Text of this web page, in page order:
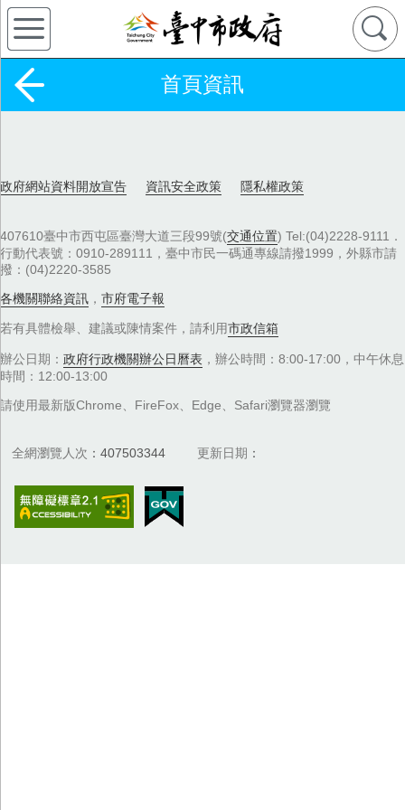
首頁資訊
政府網站資料開放宣告 資訊安全政策 隱私權政策
407610臺中市西屯區臺灣大道三段99號(交通位置) Tel:(04)2228-9111．
行動代表號：0910-289111，臺中市民一碼通專線請撥1999，外縣市請
撥：(04)2220-3585
各機關聯絡資訊 ， 市府電子報
若有具體檢舉、建議或陳情案件，請利用市政信箱
辦公日期： 政府行政機關辦公日曆表 ，辦公時間：8:00-17:00，中午休息
時間：12:00-13:00
請使用最新版Chrome、FireFox、Edge、Safari瀏覽器瀏覽
全網瀏覽人次 407503344 更新日期